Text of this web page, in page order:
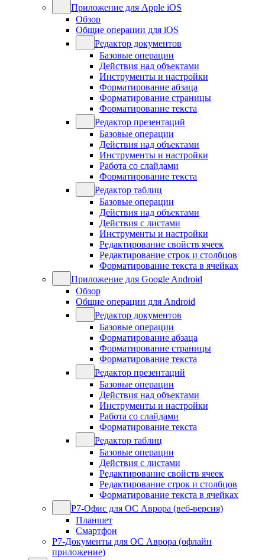
Приложение для Apple iOS
Обзор
Общие операции для iOS
Редактор документов
Базовые операции
Действия над объектами
Инструменты и настройки
Форматирование абзаца
Форматирование страницы
Форматирование текста
Редактор презентаций
Базовые операции
Действия над объектами
Инструменты и настройки
Работа со слайдами
Форматирование текста
Редактор таблиц
Базовые операции
Действия над объектами
Действия с листами
Инструменты и настройки
Редактирование свойств ячеек
Редактирование строк и столбцов
Форматирование текста в ячейках
Приложение для Google Android
Обзор
Общие операции для Android
Редактор документов
Базовые операции
Форматирование абзаца
Форматирование страницы
Форматирование текста
Редактор презентаций
Базовые операции
Действия над объектами
Инструменты и настройки
Работа со слайдами
Форматирование текста
Редактор таблиц
Базовые операции
Действия с листами
Редактирование свойств ячеек
Редактирование строк и столбцов
Форматирование текста в ячейках
Р7-Офис для ОС Аврора (веб-версия)
Планшет
Смартфон
Р7-Документы для ОС Аврора (офлайн
приложение)